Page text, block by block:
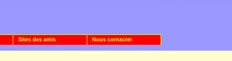
Sites des amis
Nous contacter